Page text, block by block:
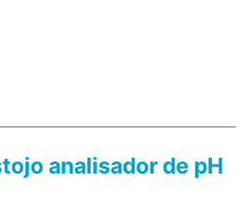
analisador de pH